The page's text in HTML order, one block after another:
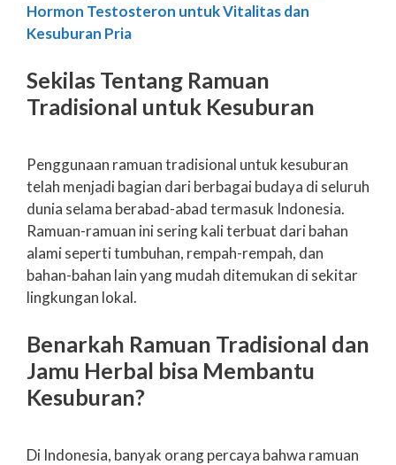
Hormon Testosteron untuk Vitalitas dan
Kesuburan Pria
Sekilas Tentang Ramuan
Tradisional untuk Kesuburan
Penggunaan ramuan tradisional untuk kesuburan
telah menjadi bagian dari berbagai budaya di seluruh
dunia selama berabad-abad termasuk Indonesia.
Ramuan-ramuan ini sering kali terbuat dari bahan
alami seperti tumbuhan, rempah-rempah, dan
bahan-bahan lain yang mudah ditemukan di sekitar
lingkungan lokal.
Benarkah Ramuan Tradisional dan
Jamu Herbal bisa Membantu
Kesuburan?
Di Indonesia, banyak orang percaya bahwa ramuan